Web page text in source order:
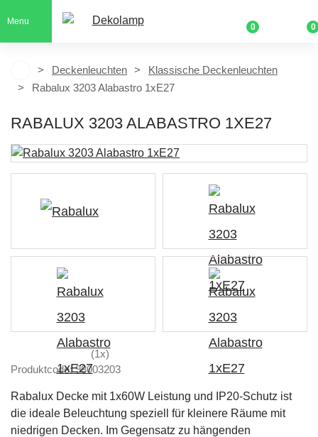
Menu
0 0
Deckenleuchten
Klassische Deckenleuchten
Rabalux 3203 Alabastro 1xE27
RABALUX 3203 ALABASTRO 1XE27
(1x)
Produktcode: 98003203
Rabalux Decke mit 1x60W Leistung und IP20-Schutz ist
die ideale Beleuchtung speziell für kleinere Räume mit
niedrigen Decken. Im Gegensatz zu hängenden